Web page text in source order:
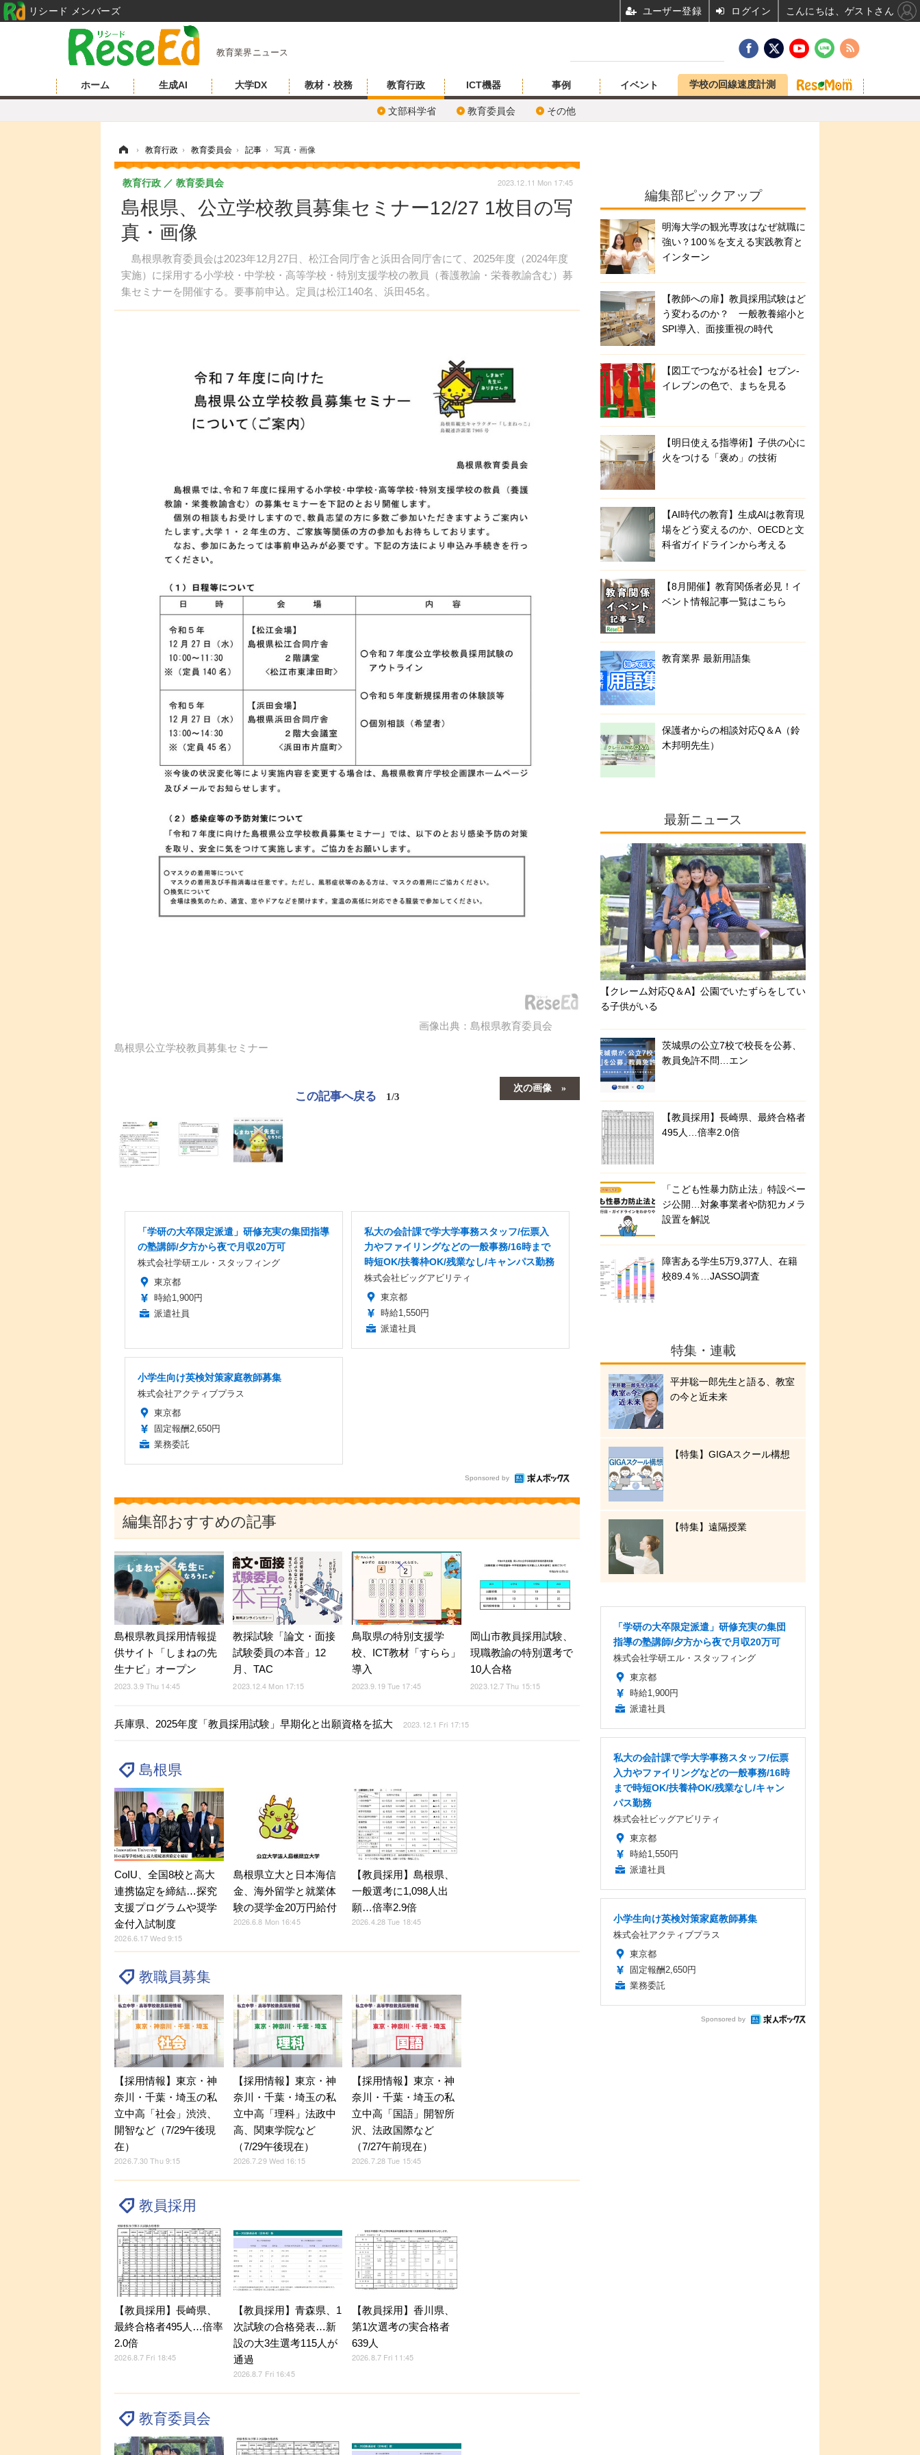
教育業界ニュース
ホーム 生成AI 大学DX 教材・校務 教育行政
文部科学省 教育委員会 その他
ICT機器 事例 イベント 学校の回線速度計測
› 教育行政 › 教育委員会 › 記事 › 写真・画像
島根県、公立学校教員募集セミナー12/27 1枚目の写
真・画像
島根県教育委員会は2023年12月27日、松江合同庁舎と浜田合同庁舎にて、2025年度（2024年度
実施）に採用する小学校・中学校・高等学校・特別支援学校の教員（養護教諭・栄養教諭含む）募
集セミナーを開催する。要事前申込。定員は松江140名、浜田45名。
教育行政 教育委員会 2023.12.11 Mon 17:45
画像出典：島根県教育委員会
島根県公立学校教員募集セミナー
次の画像
この記事へ戻る 1/3
「学研の大卒限定派遣」研修充実の集団指導
の塾講師/夕方から夜で月収20万可
株式会社学研エル・スタッフィング
東京都
時給1,900円
派遣社員
私大の会計課で学大学事務スタッフ/伝票入
力やファイリングなどの一般事務/16時まで
時短OK/扶養枠OK/残業なし/キャンパス勤務
株式会社ビッグアビリティ
東京都
時給1,550円
派遣社員
小学生向け英検対策家庭教師募集
株式会社アクティブプラス
東京都
固定報酬2,650円
業務委託
Sponsored by
編集部おすすめの記事
島根県教員採用情報提
供サイト「しまねの先
生ナビ」オープン
2023.3.9 Thu 14:45
教採試験「論文・面接
試験委員の本音」12
月、TAC
2023.12.4 Mon 17:15
鳥取県の特別支援学
校、ICT教材「すらら」
導入
2023.9.19 Tue 17:45
岡山市教員採用試験、
現職教諭の特別選考で
10人合格
2023.12.7 Thu 15:15
兵庫県、2025年度「教員採用試験」早期化と出願資格を拡大 2023.12.1 Fri 17:15
島根県
CoIU、全国8校と高大
連携協定を締結…探究
支援プログラムや奨学
金付入試制度
2026.6.17 Wed 9:15
島根県立大と日本海信
金、海外留学と就業体
験の奨学金20万円給付
2026.6.8 Mon 16:45
【教員採用】島根県、
一般選考に1,098人出
願…倍率2.9倍
2026.4.28 Tue 18:45
教職員募集
【採用情報】東京・神
奈川・千葉・埼玉の私
立中高「社会」渋渋、
開智など（7/29午後現
在）
2026.7.30 Thu 9:15
【採用情報】東京・神
奈川・千葉・埼玉の私
立中高「理科」法政中
高、関東学院など
（7/29午後現在）
2026.7.29 Wed 16:15
【採用情報】東京・神
奈川・千葉・埼玉の私
立中高「国語」開智所
沢、法政国際など
（7/27午前現在）
2026.7.28 Tue 15:45
教員採用
【教員採用】長崎県、
最終合格者495人…倍率
2.0倍
2026.8.7 Fri 18:45
【教員採用】青森県、1
次試験の合格発表…新
設の大3生選考115人が
通過
2026.8.7 Fri 16:45
【教員採用】香川県、
第1次選考の実合格者
639人
2026.8.7 Fri 11:45
教育委員会
編集部ピックアップ
明海大学の観光専攻はなぜ就職に
強い？100％を支える実践教育と
インターン
【教師への扉】教員採用試験はど
う変わるのか？ 一般教養縮小と
SPI導入、面接重視の時代
【図工でつながる社会】セブン‐
イレブンの色で、まちを見る
【明日使える指導術】子供の心に
火をつける「褒め」の技術
【AI時代の教育】生成AIは教育現
場をどう変えるのか、OECDと文
科省ガイドラインから考える
【8月開催】教育関係者必見！イ
ベント情報記事一覧はこちら
教育業界 最新用語集
保護者からの相談対応Q＆A（鈴
木邦明先生）
最新ニュース
【クレーム対応Q＆A】公園でいたずらをしてい
る子供がいる
茨城県の公立7校で校長を公募、
教員免許不問…エン
【教員採用】長崎県、最終合格者
495人…倍率2.0倍
「こども性暴力防止法」特設ペー
ジ公開…対象事業者や防犯カメラ
設置を解説
障害ある学生5万9,377人、在籍
校89.4％…JASSO調査
特集・連載
平井聡一郎先生と語る、教室
の今と近未来
【特集】GIGAスクール構想
【特集】遠隔授業
「学研の大卒限定派遣」研修充実の集団
指導の塾講師/夕方から夜で月収20万可
株式会社学研エル・スタッフィング
東京都
時給1,900円
派遣社員
私大の会計課で学大学事務スタッフ/伝票
入力やファイリングなどの一般事務/16時
まで時短OK/扶養枠OK/残業なし/キャン
パス勤務
株式会社ビッグアビリティ
東京都
時給1,550円
派遣社員
小学生向け英検対策家庭教師募集
株式会社アクティブプラス
東京都
固定報酬2,650円
業務委託
Sponsored by
リシード メンバーズ ユーザー登録 ログイン こんにちは、ゲストさん